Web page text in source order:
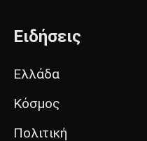
Ειδήσεις
Ελλάδα
Κόσμος
Πολιτική